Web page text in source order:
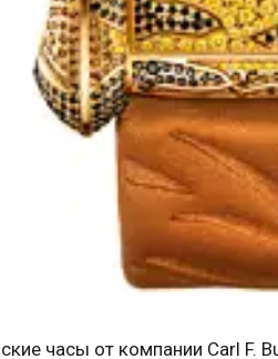
часы от компании Carl F.